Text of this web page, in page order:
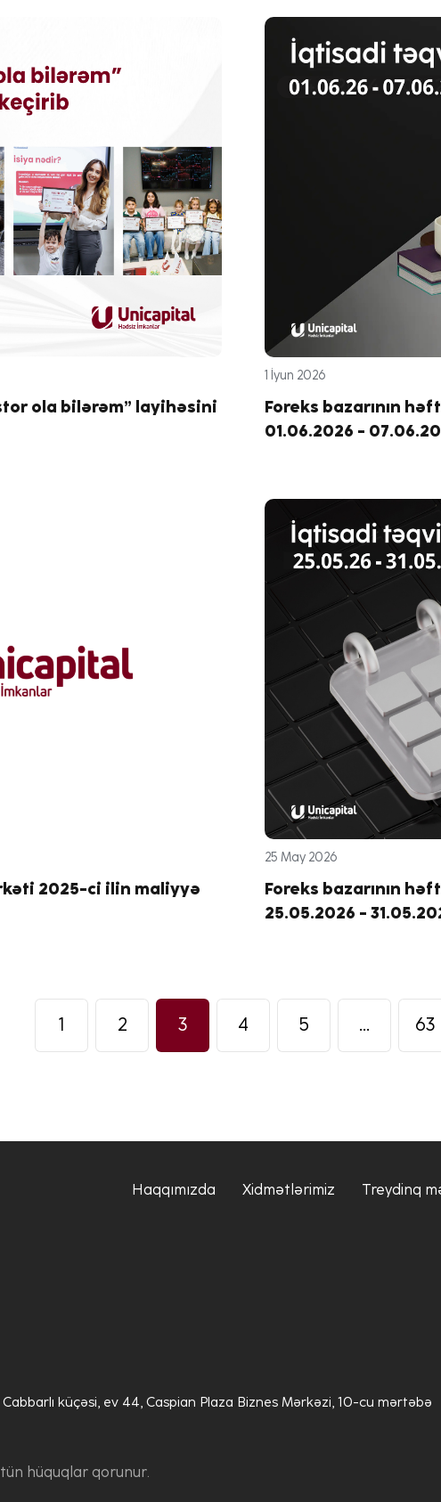
ola bilərəm” layihəsini
1 İyun 2026
Foreks bazarının
01.06.2026 -
2025-ci ilin maliyyə
25 May 2026
Foreks bazarının
25.05.2026 -
1 2 3 4 5 ... 63
Haqqımızda Xidmətlərimiz Treydinq
küçəsi, ev 44, Caspian Plaza Biznes Mərkəzi, 10-cu mərtəbə
hüquqlar qorunur.